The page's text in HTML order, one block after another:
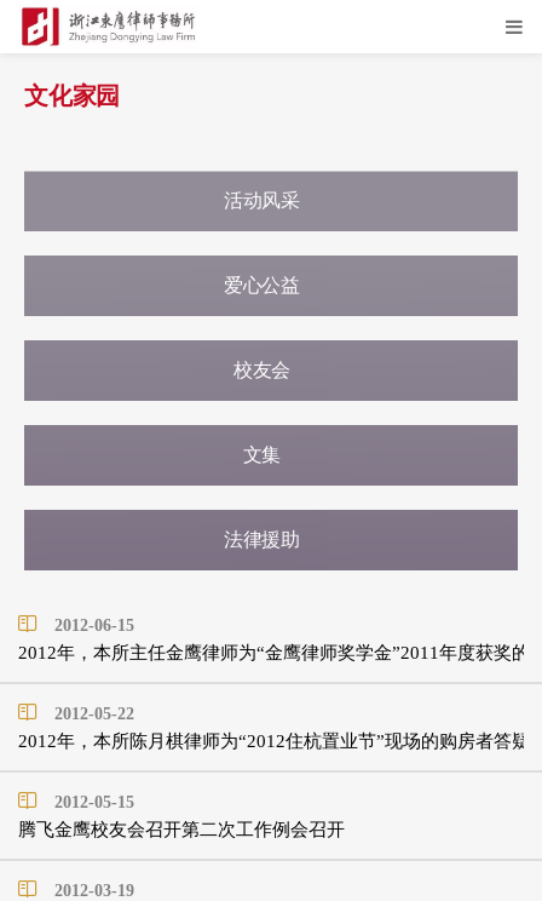
文化家园
活动风采
爱心公益
校友会
文集
法律援助
2012-06-15
2012年，本所主任金鹰律师为“金鹰律师奖学金”2011年度获奖的
2012-05-22
2012年，本所陈月棋律师为“2012住杭置业节”现场的购房者答疑
2012-05-15
腾飞金鹰校友会召开第二次工作例会召开
2012-03-19